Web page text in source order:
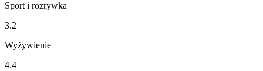
Sport i rozrywka
3.2
Wyżywienie
4.4